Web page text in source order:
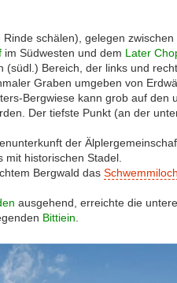
Rinde schälen), gelegen zwischen
im Südwesten und dem Later
(südl.) Bereich, der links und
Graben umgeben von
Bergwiese kann grob auf den
Der tiefste Punkt (an der
der
mit historischen Stadel.
Bergwald das Schwemmiloch
ausgehend, erreichte die
Bittiein.